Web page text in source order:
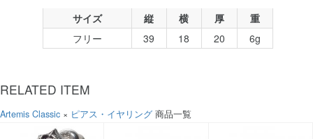
サイズ 縦 横 厚
重
フリー
39 18 20 6g
RELATED ITEM
Artemis Classic × ピアス・イヤリング 商品一覧